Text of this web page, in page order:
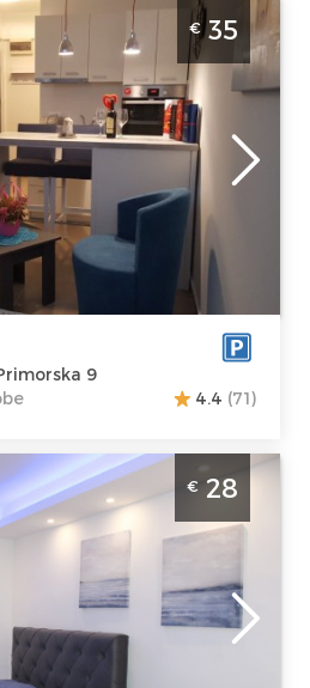
Beograd Palilula
Gosti:2
Kvadratura :30
m2
Struktura :
Studio
€35
9
4.4 (71)
Beograd Novi
i pogodan je za 2
Gosti:2
Kvadratura :
m2
€ 28